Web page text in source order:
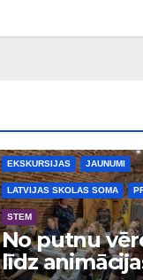
EKSKURSIJAS JAUNUMI
LATVIJAS SKOLAS SOMA
STEM
No putnu
līdz